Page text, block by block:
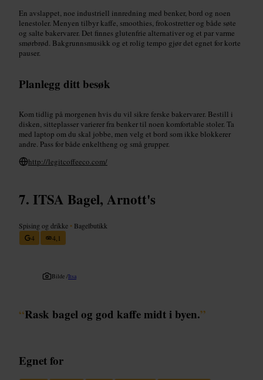
En avslappet, noe industriell innredning med benker, bord og noen
lenestoler. Menyen tilbyr kaffe, smoothies, frokostretter og både søte
og salte bakervarer. Det finnes glutenfrie alternativer og et par varme
smørbrød. Bakgrunnsmusikk og et rolig tempo gjør det egnet for korte
pauser.
Planlegg ditt besøk
Kom tidlig på morgenen hvis du vil sikre ferske bakervarer. Bestill i
disken, sitteplasser varierer fra benker til noen komfortable stoler. Ta
med laptop om du skal jobbe, men velg et bord som ikke blokkerer
andre. Pass for både enkeltheng og små grupper.
http://legitcoffeeco.com/
ITSA Bagel, Arnott's
Spising og drikke • Bagelbutikk
4
4,1
Bilde /Itsa
“Rask bagel og god kaffe midt i byen.”
Egnet for